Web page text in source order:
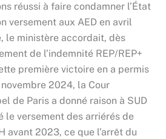
réussi à faire condamner l’État
versement aux AED en avril
le ministère accordait, dès
de l’indemnité REP/REP+
première victoire en a permis
2024, la Cour
de Paris a donné raison à SUD
le versement des arriérés de
avant 2023, ce que l’arrêt du